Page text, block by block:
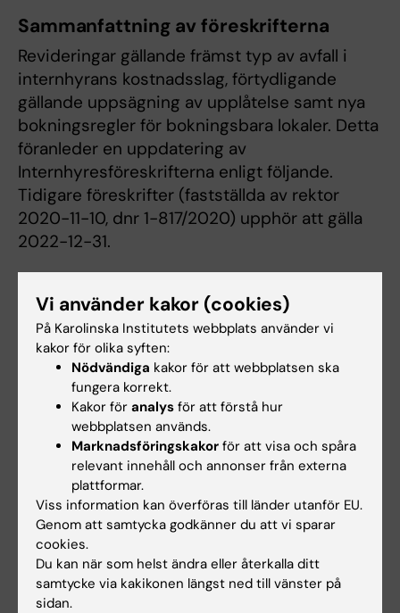
Sammanfattning av föreskrifterna
Revideringar gällande främst typ av avfall i
internhyrans kostnadsslag, förtydligande
gällande uppsägning av upplåtelse samt nya
bokningsregler för bokningsbara lokaler. Detta
föranleder en uppdatering av
Internhyresföreskrifterna enligt följande.
Tidigare föreskrifter (fastställda av rektor
2020-11-10, dnr 1-817/2020) upphör att gälla
2022-12-31.
Föreskrifterna i sin helhet
Internhyresföreskrifter 2023 (PDF, 1.07 MB)
Hade du nytta av informationen på denna sida?
Yes
No
Innehållsgranskare:
Anette Backhumla
Redaktör:Christina Rosqvist
Sidan uppdaterad:
Vi använder kakor (cookies)
På Karolinska Institutets webbplats använder vi
kakor för olika syften:
Nödvändiga kakor för att webbplatsen ska
fungera korrekt.
Kakor för analys för att förstå hur
webbplatsen används.
Marknadsföringskakor för att visa och spåra
relevant innehåll och annonser från externa
plattformar.
Viss information kan överföras till länder utanför EU.
Genom att samtycka godkänner du att vi sparar
cookies.
Du kan när som helst ändra eller återkalla ditt
samtycke via kakikonen längst ned till vänster på
sidan.